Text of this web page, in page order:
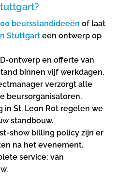
beursstandideeën of laat
Stuttgart een ontwerp op
ontwerp en offerte van
binnen vijf werkdagen.
verzorgt alle
beursorganisatoren.
in St. Leon Rot regelen we
standbouw.
show billing policy zijn er
na het evenement.
service: van